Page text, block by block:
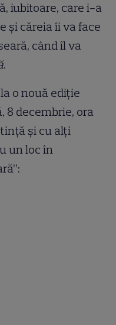
iubitoare, care i-a
şi căreia îi va face
când îl va
.
o nouă ediţie
8 decembrie, ora
şi cu alţi
un loc în